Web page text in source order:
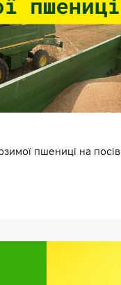
пшениці на посів